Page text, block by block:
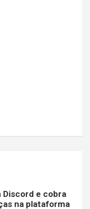
Discord e cobra
na plataforma